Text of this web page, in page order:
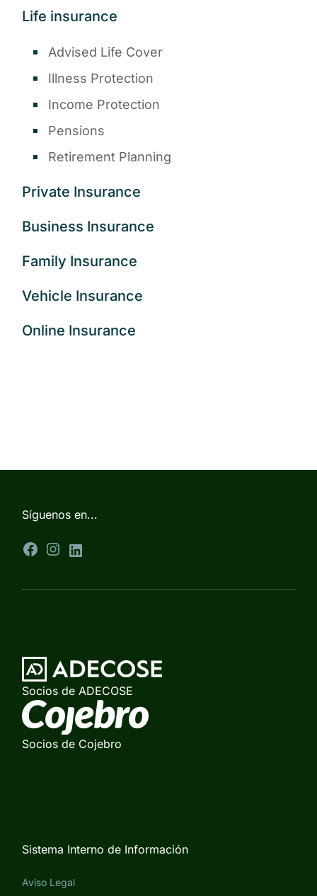
Life insurance
Advised Life Cover
Illness Protection
Income Protection
Pensions
Retirement Planning
Private Insurance
Business Insurance
Family Insurance
Vehicle Insurance
Online Insurance
Síguenos en...
Socios de ADECOSE
Socios de Cojebro
Sistema Interno de Información
Aviso Legal